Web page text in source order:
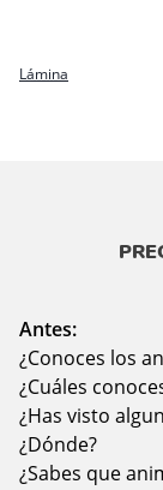
Lámina
Antes:
¿Conoces los
¿Cuáles
¿Has visto
¿Dónde?
¿Sabes que